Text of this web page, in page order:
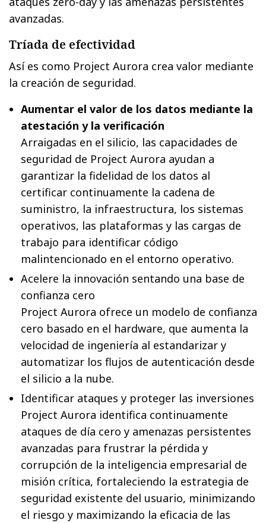
avanzadas.
Tríada de efectividad
Así es como Project Aurora crea valor mediante
la creación de seguridad.
Aumentar el valor de los datos mediante la
atestación y la verificación
Arraigadas en el silicio, las capacidades de
seguridad de Project Aurora ayudan a
garantizar la fidelidad de los datos al
certificar continuamente la cadena de
suministro, la infraestructura, los sistemas
operativos, las plataformas y las cargas de
trabajo para identificar código
malintencionado en el entorno operativo.
Acelere la innovación sentando una base de
confianza cero
Project Aurora ofrece un modelo de confianza
cero basado en el hardware, que aumenta la
velocidad de ingeniería al estandarizar y
automatizar los flujos de autenticación desde
el silicio a la nube.
Identificar ataques y proteger las inversiones
Project Aurora identifica continuamente
ataques de día cero y amenazas persistentes
avanzadas para frustrar la pérdida y
corrupción de la inteligencia empresarial de
misión crítica, fortaleciendo la estrategia de
seguridad existente del usuario, minimizando
el riesgo y maximizando la eficacia de las